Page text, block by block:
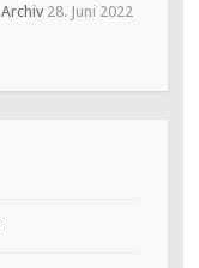
28. Juni 2022